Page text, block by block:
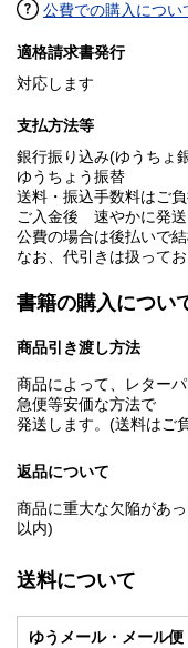
公費での購入につい
適格請求書発行
対応します
支払方法等
銀行振り込み(ゆうちょ
ゆうちょう振替
送料・振込手数料はご負
ご入金後 速やかに発送
公費の場合は後払いで結
なお、代引きは扱ってお
書籍の購入につい
商品引き渡し方法
商品によって、レター
急便等安価な方法で
発送します。(送料はご
返品について
商品に重大な欠陥があ
以内)
送料について
ゆうメール・メール便